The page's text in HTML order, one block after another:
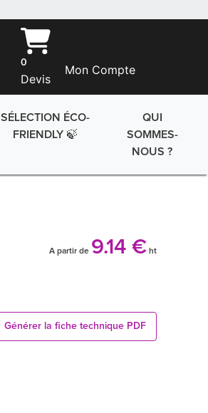
0
Devis
Mon Compte
SÉLECTION ÉCO-
FRIENDLY 🍃
QUI
SOMMES-
NOUS ?
A partir de 9.14 € ht
Générer la fiche technique PDF